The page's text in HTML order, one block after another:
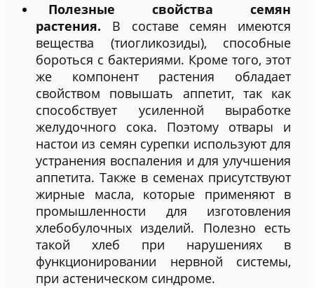
Полезные свойства семян
растения. В составе семян имеются
вещества (тиогликозиды), способные
бороться с бактериями. Кроме того, этот
же компонент растения обладает
свойством повышать аппетит, так как
способствует усиленной выработке
желудочного сока. Поэтому отвары и
настои из семян сурепки используют для
устранения воспаления и для улучшения
аппетита. Также в семенах присутствуют
жирные масла, которые применяют в
промышленности для изготовления
хлебобулочных изделий. Полезно есть
такой хлеб при нарушениях в
функционировании нервной системы,
при астеническом синдроме.